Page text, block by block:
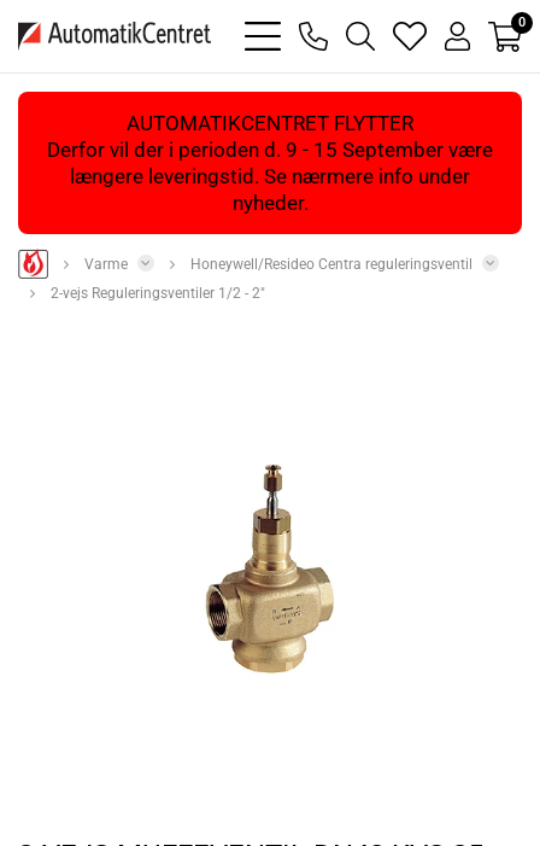
bars
light
phone
magnifying
glass
heart
light
user
light
0
AUTOMATIKCENTRET FLYTTER
Derfor vil der i perioden d. 9 - 15 September være
længere leveringstid. Se nærmere info under
nyheder.
Varme
Honeywell/Resideo Centra reguleringsventil
2-vejs Reguleringsventiler 1/2 - 2"